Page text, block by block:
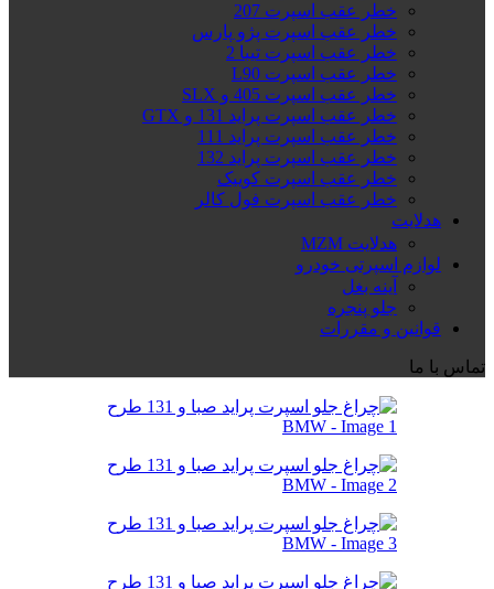
خطر عقب اسپرت 207
خطر عقب اسپرت پژو پارس
خطر عقب اسپرت تیبا 2
خطر عقب اسپرت L90
خطر عقب اسپرت 405 و SLX
خطر عقب اسپرت پراید 131 و GTX
خطر عقب اسپرت پراید 111
خطر عقب اسپرت پراید 132
خطر عقب اسپرت کوییک
خطر عقب اسپرت فول کالر
هدلایت
هدلایت MZM
لوازم اسپرتی خودرو
آینه بغل
جلو پنجره
قوانین و مقررات
تماس با ما